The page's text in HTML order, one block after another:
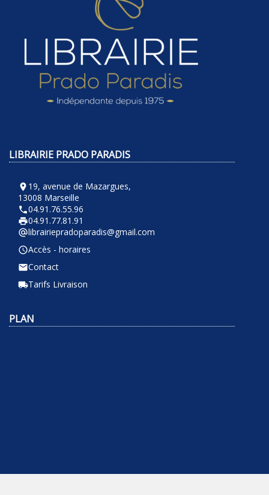
LIBRAIRIE PRADO PARADIS
room 19, avenue de Mazargues,
13008 Marseille
phone04.91.76.55.96
local_printshop04.91.77.81.91
alternate_emaillibrairiepradoparadis@gmail.com
query_builderAccès - horaires
emailContact
local_shippingTarifs Livraison
PLAN